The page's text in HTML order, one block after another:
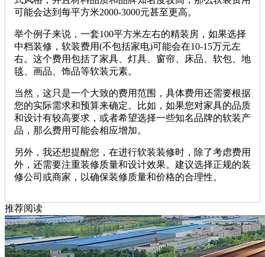
可能会达到每平方米2000-3000元甚至更高。
举个例子来说，一套100平方米左右的精装房，如果选择
中档装修，软装费用(不包括家电)可能会在10-15万元左
右。这个费用包括了家具、灯具、窗帘、床品、软包、地
毯、画品、饰品等软装元素。
当然，这只是一个大致的费用范围，具体费用还需要根据
您的实际需求和预算来确定。比如，如果您对家具的品质
和设计有较高要求，或者希望选择一些知名品牌的软装产
品，那么费用可能会相应增加。
另外，我还想提醒您，在进行软装装修时，除了考虑费用
外，还需要注重装修质量和设计效果。建议选择正规的装
修公司或商家，以确保装修质量和价格的合理性。
推荐阅读